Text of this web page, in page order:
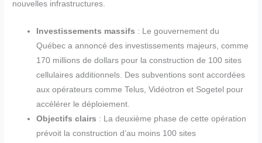
nouvelles infrastructures.
Investissements massifs : Le gouvernement du
Québec a annoncé des investissements majeurs, comme
170 millions de dollars pour la construction de 100 sites
cellulaires additionnels. Des subventions sont accordées
aux opérateurs comme Telus, Vidéotron et Sogetel pour
accélérer le déploiement.
Objectifs clairs : La deuxième phase de cette opération
prévoit la construction d’au moins 100 sites